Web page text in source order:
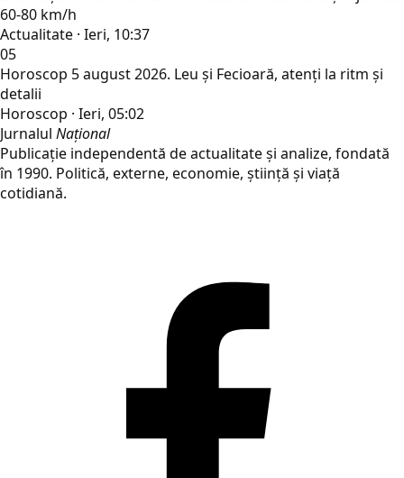
60-80 km/h
Actualitate · Ieri, 10:37
05
Horoscop 5 august 2026. Leu și Fecioară, atenți la ritm și
detalii
Horoscop · Ieri, 05:02
Jurnalul Național
Publicație independentă de actualitate și analize, fondată
în 1990. Politică, externe, economie, știință și viață
cotidiană.